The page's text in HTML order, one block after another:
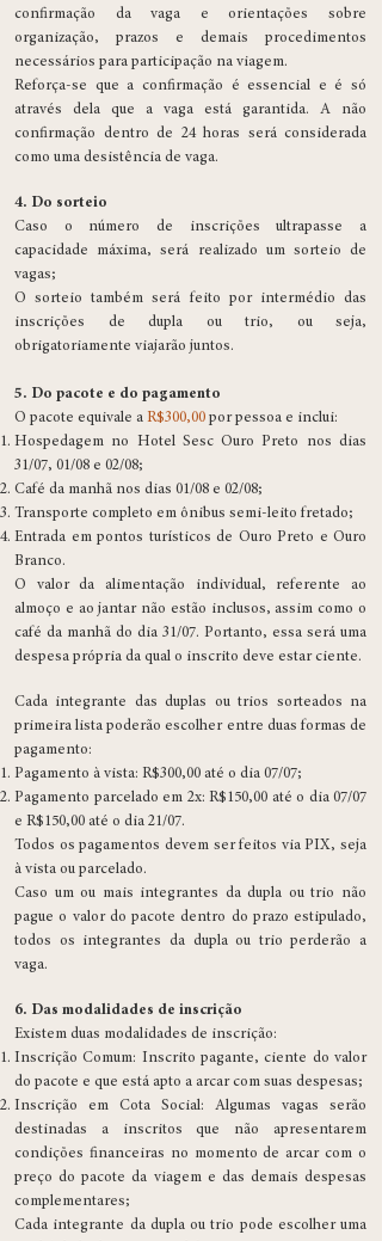
confirmação da vaga e orientações sobre
organização, prazos e demais procedimentos
necessários para participação na viagem.
Reforça-se que a confirmação é essencial e é só
através dela que a vaga está garantida. A não
confirmação dentro de 24 horas será considerada
como uma desistência de vaga.
4. Do sorteio
Caso o número de inscrições ultrapasse a
capacidade máxima, será realizado um sorteio de
vagas;
O sorteio também será feito por intermédio das
inscrições de dupla ou trio, ou seja,
obrigatoriamente viajarão juntos.
5. Do pacote e do pagamento
O pacote equivale a R$300,00 por pessoa e inclui:
Hospedagem no Hotel Sesc Ouro Preto nos dias
31/07, 01/08 e 02/08;
Café da manhã nos dias 01/08 e 02/08;
Transporte completo em ônibus semi-leito fretado;
Entrada em pontos turísticos de Ouro Preto e Ouro
Branco.
O valor da alimentação individual, referente ao
almoço e ao jantar não estão inclusos, assim como o
café da manhã do dia 31/07. Portanto, essa será uma
despesa própria da qual o inscrito deve estar ciente.
Cada integrante das duplas ou trios sorteados na
primeira lista poderão escolher entre duas formas de
pagamento:
Pagamento à vista: R$300,00 até o dia 07/07;
Pagamento parcelado em 2x: R$150,00 até o dia 07/07
e R$150,00 até o dia 21/07.
Todos os pagamentos devem ser feitos via PIX, seja
à vista ou parcelado.
Caso um ou mais integrantes da dupla ou trio não
pague o valor do pacote dentro do prazo estipulado,
todos os integrantes da dupla ou trio perderão a
vaga.
6. Das modalidades de inscrição
Existem duas modalidades de inscrição:
Inscrição Comum: Inscrito pagante, ciente do valor
do pacote e que está apto a arcar com suas despesas;
Inscrição em Cota Social: Algumas vagas serão
destinadas a inscritos que não apresentarem
condições financeiras no momento de arcar com o
preço do pacote da viagem e das demais despesas
complementares;
Cada integrante da dupla ou trio pode escolher uma